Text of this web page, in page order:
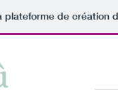
plateforme de création